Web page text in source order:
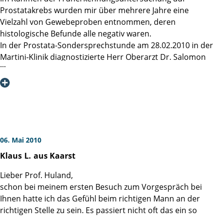
für die überaus freundliche, kompetente und einfühlsame
Behandlung bedanken! Man fühlt sich von der Aufnahme
bis hin zur Entlassung bestens aufgehoben.
Ich kann nur jedem, den diese Diagnose trifft, empfehlen,
sich in der Martini-Klinik behandeln zu lassen. Die
Freundlichkeit und Kompetenz beruhigt vor dem
bevorstehenden Eingriff ungemein. Man fühlt sich vom
Prostatakrebs wurden mir über mehrere Jahre eine
Vielzahl von Gewebeproben entnommen, deren
histologische Befunde alle negativ waren.
In der Prostata-Sondersprechstunde am 28.02.2010 in der
Martini-Klinik diagnostizierte Herr Oberarzt Dr. Salomon
bei mir, mittels der Elastographie, ein Prostatakarzinom.
Am 12.03.2010 wurde ich von Herrn Oberarzt Dr. Schlomm
Den Eingriff habe ich bestens überstanden und bin völlig
beschwerdefrei. Nach der Kathederentfernung durch
meinen niedergelassenen Urologen habe ich keine
Probleme mit der Harninkontinenz. An den Martini-Klinik-
Aufenthalt schloss sich eine Anschlussheilbehandlung in
einer Reha-Klinik an.
06. Mai 2010
Klaus L. aus Kaarst
Lieber Prof. Huland,
schon bei meinem ersten Besuch zum Vorgespräch bei
Ihnen hatte ich das Gefühl beim richtigen Mann an der
richtigen Stelle zu sein. Es passiert nicht oft das ein so